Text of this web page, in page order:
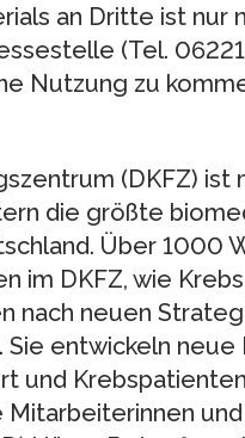
an Dritte ist nur
(Tel.
Nutzung zu
(DKFZ) ist
die größte
Über 1000
im DKFZ, wie
nach neuen
Sie entwickeln
und
Mitarbeiterinnen